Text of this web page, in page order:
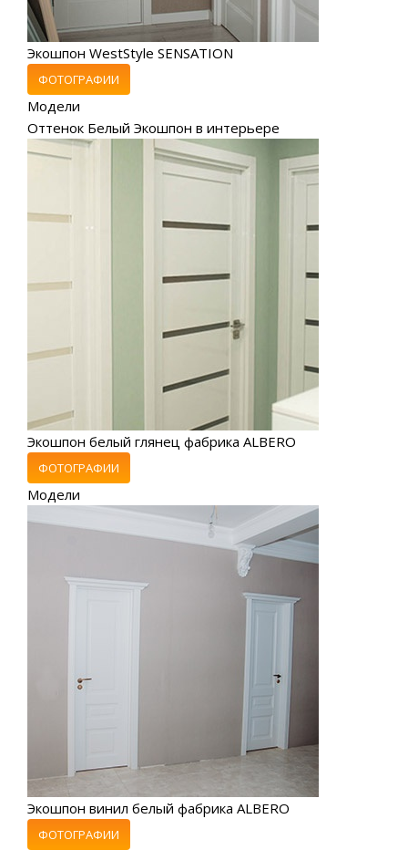
Экошпон WestStyle SENSATION
ФОТОГРАФИИ
Модели
Оттенок Белый Экошпон в интерьере
Экошпон белый глянец фабрика ALBERO
ФОТОГРАФИИ
Модели
Экошпон винил белый фабрика ALBERO
ФОТОГРАФИИ